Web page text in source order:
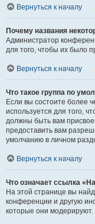
Вернуться к началу
Почему названия
Администратор
для того, чтобы их было
Вернуться к началу
Что такое группа по
Если вы состоите более
используется для того,
должны быть вам
предоставить вам
умолчанию в личном
Вернуться к началу
Что означает ссылка
На этой странице вы
конференции и другую
которые они модерируют.